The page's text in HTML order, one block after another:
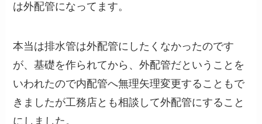
は外配管になってます。
本当は排水管は外配管にしたくなかったのです
が、基礎を作られてから、外配管だということを
いわれたので内配管へ無理矢理変更することもで
きましたが工務店とも相談して外配管にすること
にしました。